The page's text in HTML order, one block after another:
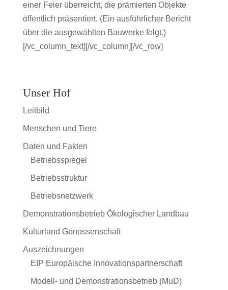
einer Feier überreicht, die prämierten Objekte
öffentlich präsentiert. (Ein ausführlicher Bericht
über die ausgewählten Bauwerke folgt.)
[/vc_column_text][/vc_column][/vc_row]
Unser Hof
Leitbild
Menschen und Tiere
Daten und Fakten
Betriebsspiegel
Betriebsstruktur
Betriebsnetzwerk
Demonstrationsbetrieb Ökologischer Landbau
Kulturland Genossenschaft
Auszeichnungen
EIP Europäische Innovationspartnerschaft
Modell- und Demonstrationsbetrieb (MuD)